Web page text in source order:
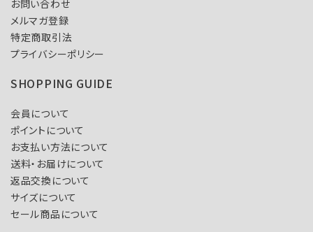
お問い合わせ
メルマガ登録
特定商取引法
プライバシーポリシー
SHOPPING GUIDE
会員について
ポイントについて
お支払い方法について
送料・お届けについて
返品交換について
サイズについて
セール商品について